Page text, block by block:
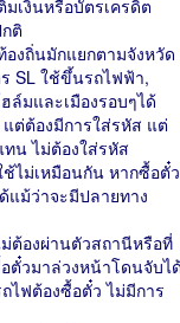
เงินหรือบัตรเครดิต
ติ
องถิ่นมักแยกตามจังหวัด
SL ใช้ขึ้นรถไฟฟ้า,
ล์มและเมืองรอบๆได้
ต่ต้องมีการใส่รหัส แต่
น ไม่ต้องใส่รหัส
ไม่เหมือนกัน หากซื้อตั๋ว
ม้ว่าจะมีปลายทาง
ต้องผ่านตัวสถานีหรือที่
ตั๋วมาล่วงหน้าโดนจับไ
ไฟต้องซื้อตั๋ว ไม่มีการ